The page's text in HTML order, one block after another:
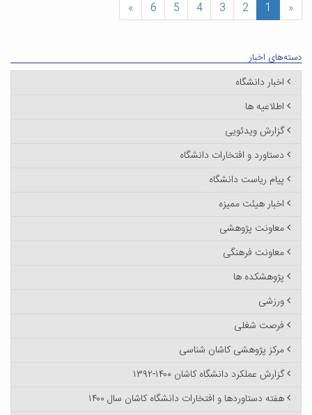
«
1
2
3
4
5
6
»
دسته‌های اخبار
اخبار دانشگاه
اطلاعیه ها
گزارش ویدئویی
دستاورد و افتخارات دانشگاه
پیام ریاست دانشگاه
اخبار هیئت ممیزه
معاونت پژوهشی
معاونت فرهنگی
پژوهشکده ها
ورزشی
فرصت شغلی
مرکز پژوهشی کاشان شناسی
گزارش عملکرد دانشگاه کاشان ۱۴۰۰-۱۳۹۲
هفته دستاوردها و افتخارات دانشگاه کاشان سال ۱۴۰۰